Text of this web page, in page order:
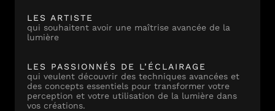
LES ARTISTE
qui souhaitent avoir une maîtrise avancée de la
lumière
LES PASSIONNÉS DE L’ÉCLAIRAGE
qui veulent découvrir des techniques avancées et
des concepts essentiels pour transformer votre
perception et votre utilisation de la lumière dans
vos créations.